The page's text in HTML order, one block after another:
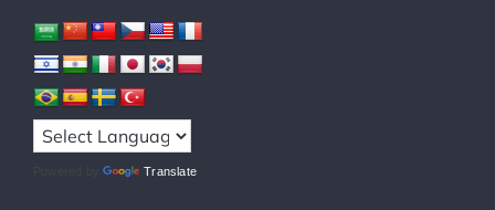
Powered by Translate